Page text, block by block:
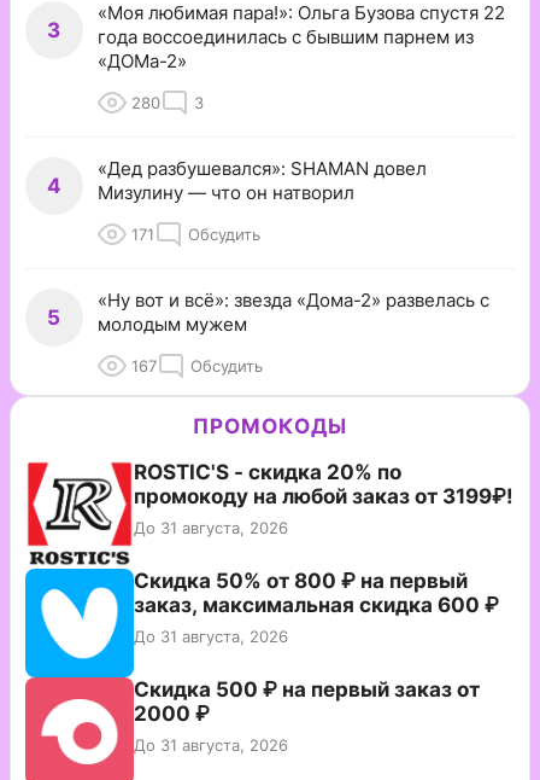
3
«Моя любимая пара!»: Ольга Бузова спустя 22
года воссоединилась с бывшим парнем из
«ДОМа-2»
280 3
4
«Дед разбушевался»: SHAMAN довел
Мизулину — что он натворил
171 Обсудить
5
«Ну вот и всё»: звезда «Дома-2» развелась с
молодым мужем
167 Обсудить
ПРОМОКОДЫ
ROSTIC'S - скидка 20% по
промокоду на любой заказ от 3199₽!
До 31 августа, 2026
Скидка 50% от 800 ₽ на первый
заказ, максимальная скидка 600 ₽
До 31 августа, 2026
Скидка 500 ₽ на первый заказ от
2000 ₽
До 31 августа, 2026